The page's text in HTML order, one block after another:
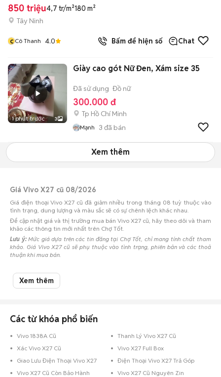
850 triệu4,7 tr/m²180 m²
Tây Ninh
c Cô Thanh 4.0 Bấm để hiện số Chat
1 phút trước 3
Giày cao gót Nữ Đen, Xám size 35
Đã sử dụng Đồ nữ
300.000 đ
Tp Hồ Chí Minh
Mạnh 3 đã bán
Xem thêm
Giá Vivo X27 cũ 08/2026
Giá điện thoại Vivo X27 cũ đã giảm nhiều trong tháng 08 tuỳ thuộc vào
tình trạng, dung lượng và màu sắc sẽ có sự chênh lệch khác nhau.
Để cập nhật giá và thị trường mua bán Vivo X27 cũ, hãy theo dõi và tham
khảo các thông tin mới nhất trên Chợ Tốt.
Lưu ý:Mức giá dựa trên các tin đăng tại Chợ Tốt, chỉ mang tính chất tham
khảo. Giá Vivo X27 cũ sẽ phụ thuộc vào tình trạng, phiên bản và các thoả
thuận khi mua bán.
Mua bán Vivo X27 cũ
Chợ Tốt có 2 tin đăng bán, mua Vivo X27 cũ với nhiều khoảng giá giúp
Xem thêm
Các từ khóa phổ biến
Vivo 1838A Cũ
Thanh Lý Vivo X27 Cũ
Xác Vivo X27 Cũ
Vivo X27 Full Box
Giao Lưu Điện Thoại Vivo X27
Điện Thoại Vivo X27 Trả Góp
Vivo X27 Cũ Còn Bảo Hành
Vivo X27 Cũ Nguyên Zin